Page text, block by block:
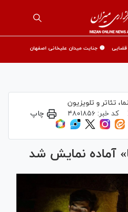
قضایی 🟡 جنایت میدان علیخانی اصفهان
تئاتر و تلویزیون
کد خبر:۴۸۰۱۸۵۶ چاپ
آماده نمایش شد